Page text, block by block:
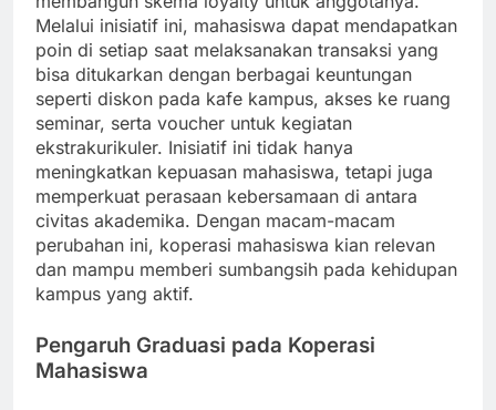
Melalui inisiatif ini, mahasiswa dapat mendapatkan
poin di setiap saat melaksanakan transaksi yang
bisa ditukarkan dengan berbagai keuntungan
seperti diskon pada kafe kampus, akses ke ruang
seminar, serta voucher untuk kegiatan
ekstrakurikuler. Inisiatif ini tidak hanya
meningkatkan kepuasan mahasiswa, tetapi juga
memperkuat perasaan kebersamaan di antara
civitas akademika. Dengan macam-macam
perubahan ini, koperasi mahasiswa kian relevan
dan mampu memberi sumbangsih pada kehidupan
kampus yang aktif.
Pengaruh Graduasi pada Koperasi
Mahasiswa